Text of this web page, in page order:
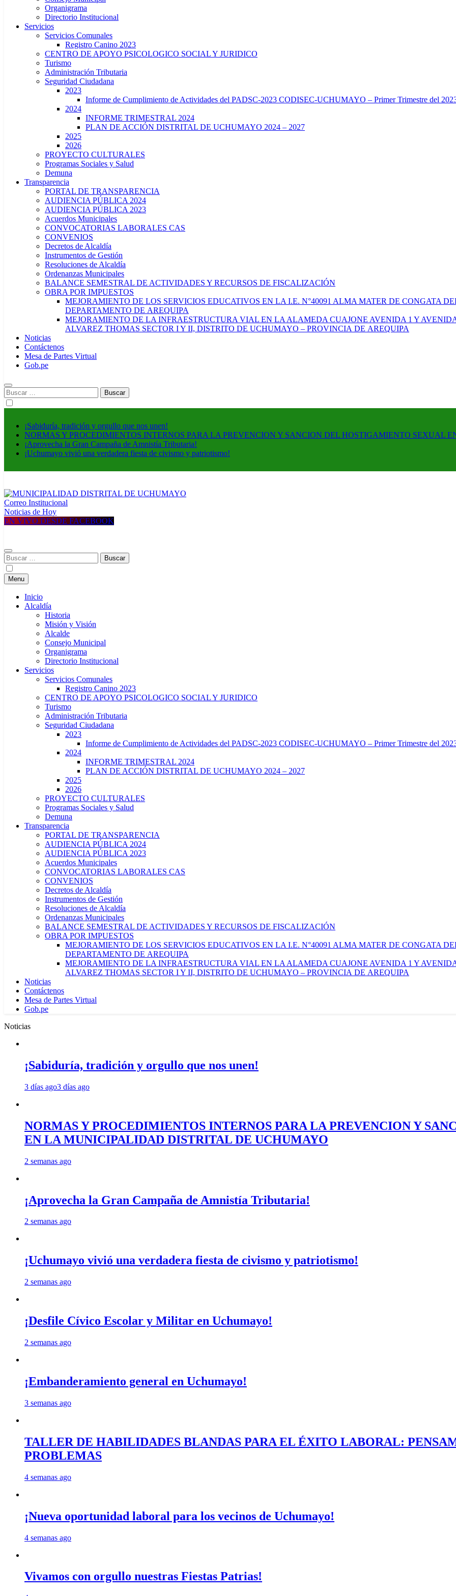
Organigrama
Directorio Institucional
Servicios
Servicios Comunales
Registro Canino 2023
CENTRO DE APOYO PSICOLOGICO SOCIAL Y JURIDICO
Turismo
Administración Tributaria
Seguridad Ciudadana
2023
Informe de Cumplimiento de Actividades del PADSC-2023 CODISEC-UCHUMAYO – Primer Trimestre del
2024
INFORME TRIMESTRAL 2024
PLAN DE ACCIÓN DISTRITAL DE UCHUMAYO 2024 – 2027
2025
2026
PROYECTO CULTURALES
Programas Sociales y Salud
Demuna
Transparencia
PORTAL DE TRANSPARENCIA
AUDIENCIA PÚBLICA 2024
AUDIENCIA PÚBLICA 2023
Acuerdos Municipales
CONVOCATORIAS LABORALES CAS
CONVENIOS
Decretos de Alcaldía
Instrumentos de Gestión
Resoluciones de Alcaldía
Ordenanzas Municipales
BALANCE SEMESTRAL DE ACTIVIDADES Y RECURSOS DE FISCALIZACIÓN
OBRA POR IMPUESTOS
MEJORAMIENTO DE LOS SERVICIOS EDUCATIVOS EN LA I.E. N°40091 ALMA MATER DE CONGATA
DEPARTAMENTO DE AREQUIPA
MEJORAMIENTO DE LA INFRAESTRUCTURA VIAL EN LA ALAMEDA CUAJONE AVENIDA 1 Y
ALVAREZ THOMAS SECTOR I Y II, DISTRITO DE UCHUMAYO – PROVINCIA DE AREQUIPA
Noticias
Contáctenos
Mesa de Partes Virtual
Gob.pe
Buscar:
¡Sabiduría, tradición y orgullo que nos unen!
NORMAS Y PROCEDIMIENTOS INTERNOS PARA LA PREVENCION Y SANCION DEL HOSTIGAMIENTO SEXUAL
¡Aprovecha la Gran Campaña de Amnistía Tributaria!
¡Uchumayo vivió una verdadera fiesta de civismo y patriotismo!
MUNICIPALIDAD DISTRITAL DE UCHUMAYO
Construyendo una nueva Historia
Correo Institucional
Noticias de Hoy
EN VIVO DESDE FACEBOOK
Buscar:
Menu
Inicio
Alcaldía
Historia
Misión y Visión
Alcalde
Consejo Municipal
Organigrama
Directorio Institucional
Servicios
Servicios Comunales
Registro Canino 2023
CENTRO DE APOYO PSICOLOGICO SOCIAL Y JURIDICO
Turismo
Administración Tributaria
Seguridad Ciudadana
2023
Informe de Cumplimiento de Actividades del PADSC-2023 CODISEC-UCHUMAYO – Primer Trimestre del
2024
INFORME TRIMESTRAL 2024
PLAN DE ACCIÓN DISTRITAL DE UCHUMAYO 2024 – 2027
2025
2026
PROYECTO CULTURALES
Programas Sociales y Salud
Demuna
Transparencia
PORTAL DE TRANSPARENCIA
AUDIENCIA PÚBLICA 2024
AUDIENCIA PÚBLICA 2023
Acuerdos Municipales
CONVOCATORIAS LABORALES CAS
CONVENIOS
Decretos de Alcaldía
Instrumentos de Gestión
Resoluciones de Alcaldía
Ordenanzas Municipales
BALANCE SEMESTRAL DE ACTIVIDADES Y RECURSOS DE FISCALIZACIÓN
OBRA POR IMPUESTOS
MEJORAMIENTO DE LOS SERVICIOS EDUCATIVOS EN LA I.E. N°40091 ALMA MATER DE CONGATA
DEPARTAMENTO DE AREQUIPA
MEJORAMIENTO DE LA INFRAESTRUCTURA VIAL EN LA ALAMEDA CUAJONE AVENIDA 1 Y
ALVAREZ THOMAS SECTOR I Y II, DISTRITO DE UCHUMAYO – PROVINCIA DE AREQUIPA
Noticias
Contáctenos
Mesa de Partes Virtual
Gob.pe
Noticias
¡Sabiduría, tradición y orgullo que nos unen!
3 días ago3 días ago
NORMAS Y PROCEDIMIENTOS INTERNOS PARA LA PREVENCION Y
EN LA MUNICIPALIDAD DISTRITAL DE UCHUMAYO
2 semanas ago
¡Aprovecha la Gran Campaña de Amnistía Tributaria!
2 semanas ago
¡Uchumayo vivió una verdadera fiesta de civismo y patriotismo!
2 semanas ago
¡Desfile Cívico Escolar y Militar en Uchumayo!
2 semanas ago
¡Embanderamiento general en Uchumayo!
3 semanas ago
TALLER DE HABILIDADES BLANDAS PARA EL ÉXITO LABORAL:
PROBLEMAS
4 semanas ago
¡Nueva oportunidad laboral para los vecinos de Uchumayo!
4 semanas ago
Vivamos con orgullo nuestras Fiestas Patrias!